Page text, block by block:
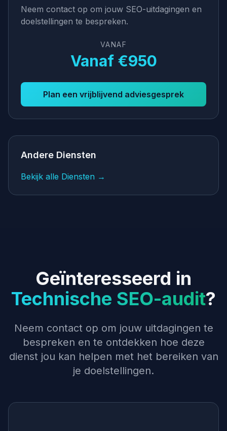
Neem contact op om jouw SEO-uitdagingen en
doelstellingen te bespreken.
VANAF
Vanaf €950
Plan een vrijblijvend adviesgesprek
Andere Diensten
Bekijk alle Diensten →
Geïnteresseerd in
Technische SEO-audit?
Neem contact op om jouw uitdagingen te
bespreken en te ontdekken hoe deze
dienst jou kan helpen met het bereiken van
je doelstellingen.